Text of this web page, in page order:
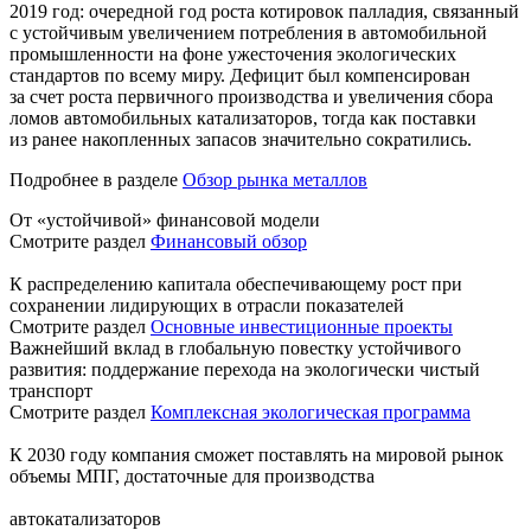
2019 год: очередной год роста котировок палладия, связанный
с устойчивым увеличением потребления в автомобильной
промышленности на фоне ужесточения экологических
стандартов по всему миру. Дефицит был компенсирован
за счет роста первичного производства и увеличения сбора
ломов автомобильных катализаторов, тогда как поставки
из ранее накопленных запасов значительно сократились.
Подробнее в разделе Обзор рынка металлов
От «устойчивой» финансовой модели
Смотрите раздел Финансовый обзор
К распределению капитала обеспечивающему рост при
сохранении лидирующих в отрасли показателей
Смотрите раздел Основные инвестиционные проекты
Важнейший вклад в глобальную повестку устойчивого
развития: поддержание перехода на экологически чистый
транспорт
Смотрите раздел Комплексная экологическая программа
К 2030 году компания сможет поставлять на мировой рынок
объемы МПГ, достаточные для производства
автокатализаторов